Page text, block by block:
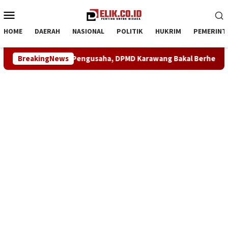
ke
Mobile
HOME DAERAH NASIONAL POLITIK HUKRIM
BreakingNews
ke Pengusaha, DPMD Karawang Bakal Berhentikan Kades